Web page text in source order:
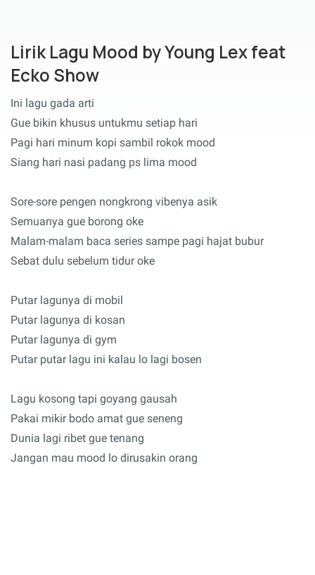
Lirik Lagu Mood by Young Lex feat
Ecko Show
Ini lagu gada arti
Gue bikin khusus untukmu setiap hari
Pagi hari minum kopi sambil rokok mood
Siang hari nasi padang ps lima mood
Sore-sore pengen nongkrong vibenya asik
Semuanya gue borong oke
Malam-malam baca series sampe pagi hajat bubur
Sebat dulu sebelum tidur oke
Putar lagunya di mobil
Putar lagunya di kosan
Putar lagunya di gym
Putar putar lagu ini kalau lo lagi bosen
Lagu kosong tapi goyang gausah
Pakai mikir bodo amat gue seneng
Dunia lagi ribet gue tenang
Jangan mau mood lo dirusakin orang